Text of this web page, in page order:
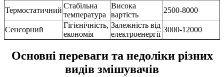
Термостатичний
Стабільна
температура
Висока
вартість
2500-8000
Сенсорний
Гігієнічність,
економія
Залежність від
електроенергії
3000-12000
Основні переваги та недоліки різних
видів змішувачів